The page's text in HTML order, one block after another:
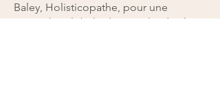
Baley, Holisticopathe, pour une
approche globale de votre leadership.